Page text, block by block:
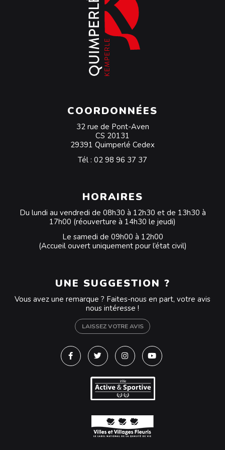
COORDONNÉES
32 rue de Pont-Aven
CS 20131
29391 Quimperlé Cedex
Tél : 02 98 96 37 37
HORAIRES
Du lundi au vendredi de 08h30 à 12h30 et de 13h30 à
17h00 (réouverture à 14h30 le jeudi)
Le samedi de 09h00 à 12h00
(Accueil ouvert uniquement pour l’état civil)
UNE SUGGESTION ?
Vous avez une remarque ? Faites-nous en part, votre avis
nous intéresse !
LAISSEZ VOTRE AVIS
Lien vers le compte Facebook
Lien vers le compte Twitter
Lien vers le compte
Lien vers la chaîne